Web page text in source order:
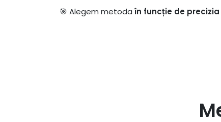
🎯 Alegem metoda în funcție de